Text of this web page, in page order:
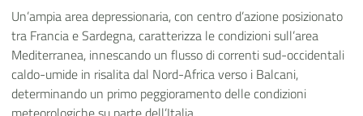
Un’ampia area depressionaria, con centro d’azione posizionato
tra Francia e Sardegna, caratterizza le condizioni sull’area
Mediterranea, innescando un flusso di correnti sud-occidentali
caldo-umide in risalita dal Nord-Africa verso i Balcani,
determinando un primo peggioramento delle condizioni